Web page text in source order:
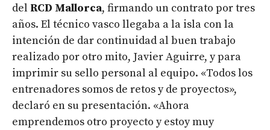
del RCD Mallorca, firmando un contrato por tres
años. El técnico vasco llegaba a la isla con la
intención de dar continuidad al buen trabajo
realizado por otro mito, Javier Aguirre, y para
imprimir su sello personal al equipo. «Todos los
entrenadores somos de retos y de proyectos»,
declaró en su presentación. «Ahora
emprendemos otro proyecto y estoy muy